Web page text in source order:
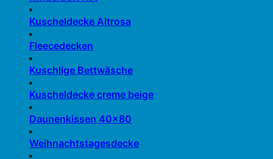
Kuscheldecke Altrosa
Fleecedecken
Kuschlige Bettwäsche
Kuscheldecke creme beige
Daunenkissen 40×80
Weihnachtstagesdecke